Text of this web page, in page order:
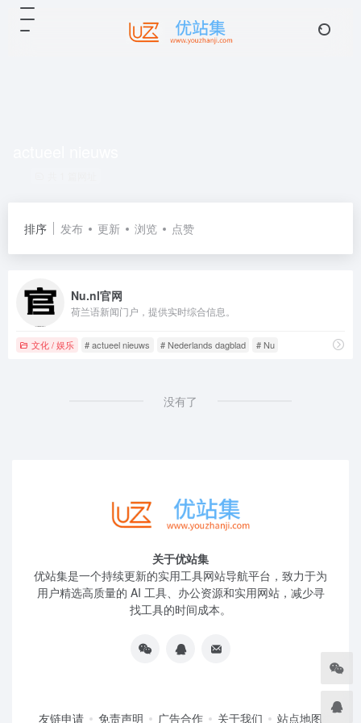
排序 发布 更新 浏览 点赞
Nu.nl官网
荷兰语新闻门户，提供实时综合信息。
文化 / 娱乐 # actueel nieuws # Nederlands dagblad # Nu
没有了
关于优站集
优站集是一个持续更新的实用工具网站导航平台，致力于为
用户精选高质量的 AI 工具、办公资源和实用网站，减少寻
找工具的时间成本。
友链申请 免责声明 广告合作 关于我们 站点地图